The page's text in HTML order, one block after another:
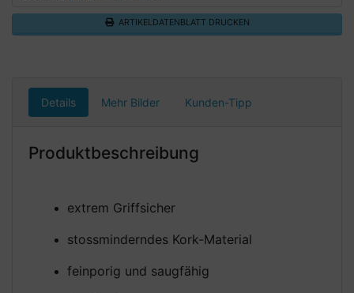
ARTIKELDATENBLATT DRUCKEN
Details Mehr Bilder Kunden-Tipp
Produktbeschreibung
extrem Griffsicher
stossminderndes Kork-Material
feinporig und saugfähig